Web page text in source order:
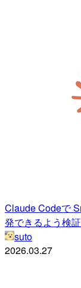
Claude Codeで
発できるよう検
suto
2026.03.27